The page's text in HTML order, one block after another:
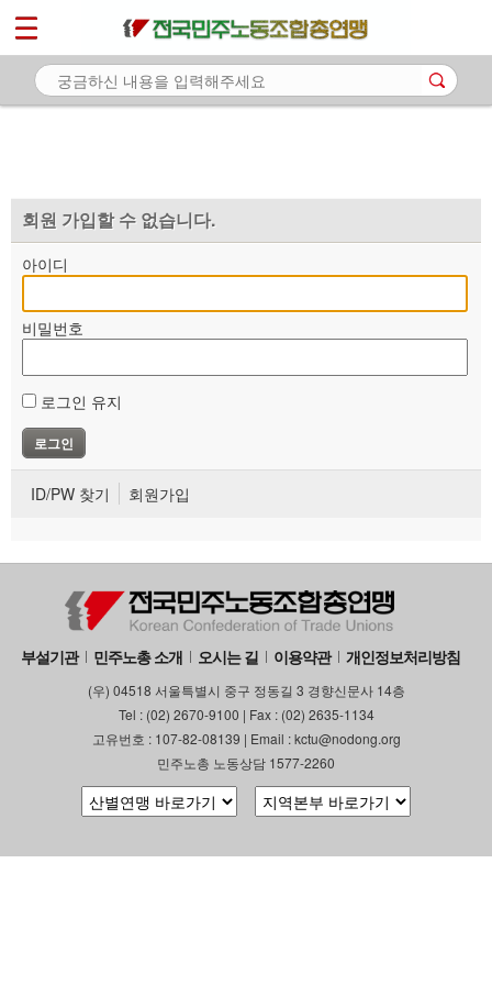
회원 가입할 수 없습니다.
아이디
비밀번호
로그인 유지
ID/PW 찾기 회원가입
부설기관 민주노총 소개 오시는 길 이용약관 개인정보처리방침
(우) 04518 서울특별시 중구 정동길 3 경향신문사 14층
Tel : (02) 2670-9100 | Fax : (02) 2635-1134
고유번호 : 107-82-08139 | Email : kctu@nodong.org
민주노총 노동상담 1577-2260
마이페이지
소개
자료
부설기관